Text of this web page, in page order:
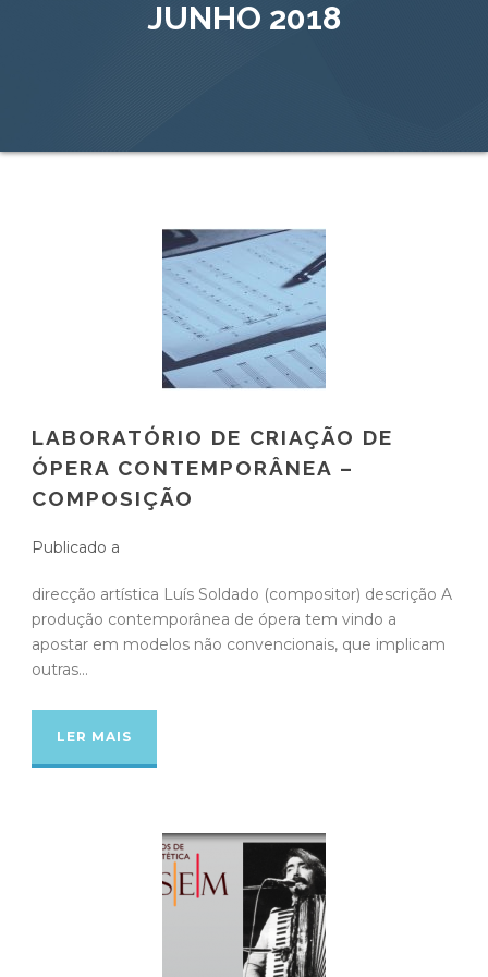
JUNHO 2018
LABORATÓRIO DE CRIAÇÃO DE
ÓPERA CONTEMPORÂNEA –
COMPOSIÇÃO
Publicado a
direcção artística Luís Soldado (compositor) descrição A
produção contemporânea de ópera tem vindo a
apostar em modelos não convencionais, que implicam
outras...
LER MAIS